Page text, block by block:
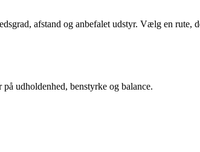
afstand og anbefalet udstyr. Vælg en rute,
udholdenhed, benstyrke og balance.